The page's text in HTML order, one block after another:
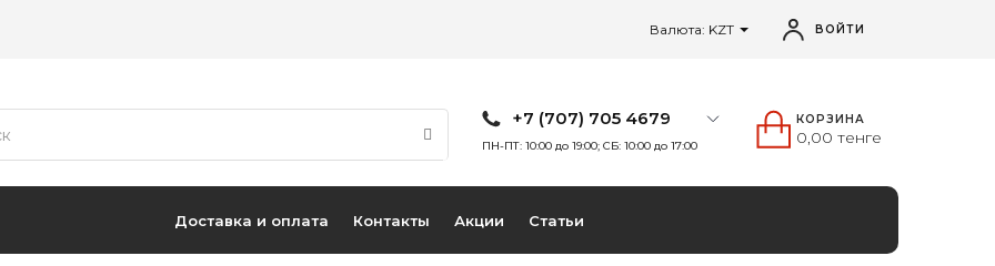
Валюта: KZT ВОЙТИ
+7 (707) 705 4679
ПН-ПТ: 10:00 до 19:00; СБ: 10:00 до 17:00
КОРЗИНА
0,00 тенге
Доставка и оплата Контакты Акции Статьи